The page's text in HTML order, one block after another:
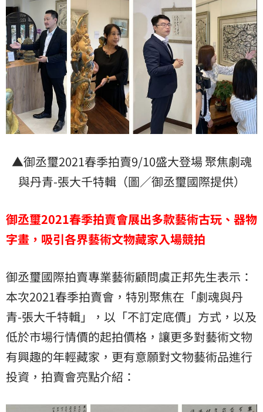
▲御丞璽2021春季拍賣9/10盛大登場 聚焦劇魂
與丹青-張大千特輯（圖／御丞璽國際提供）
御丞璽2021春季拍賣會展出多款藝術古玩、器物
字畫，吸引各界藝術文物藏家入場競拍
御丞璽國際拍賣專業藝術顧問虞正邦先生表示：
本次2021春季拍賣會，特別聚焦在「劇魂與丹
青-張大千特輯」，以「不訂定底價」方式，以及
低於市場行情價的起拍價格，讓更多對藝術文物
有興趣的年輕藏家，更有意願對文物藝術品進行
投資，拍賣會亮點介紹：